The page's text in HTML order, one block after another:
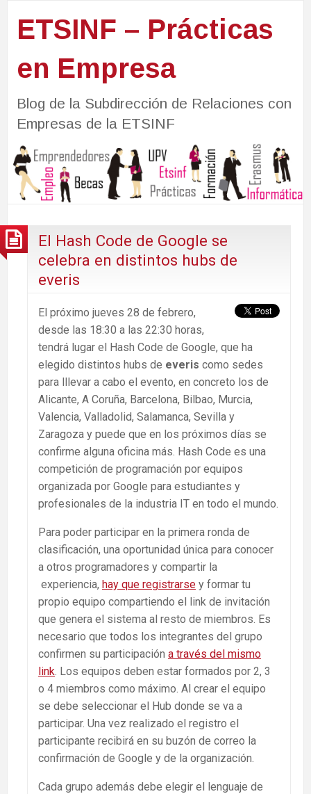
ETSINF – Prácticas
en Empresa
Blog de la Subdirección de Relaciones con
Empresas de la ETSINF
El Hash Code de Google se
celebra en distintos hubs de
everis
El próximo jueves 28 de febrero,
desde las 18:30 a las 22:30 horas,
tendrá lugar el Hash Code de Google, que ha
elegido distintos hubs de everis como sedes
para lllevar a cabo el evento, en concreto los de
Alicante, A Coruña, Barcelona, Bilbao, Murcia,
Valencia, Valladolid, Salamanca, Sevilla y
Zaragoza y puede que en los próximos días se
confirme alguna oficina más. Hash Code es una
competición de programación por equipos
organizada por Google para estudiantes y
profesionales de la industria IT en todo el mundo.
Para poder participar en la primera ronda de
clasificación, una oportunidad única para conocer
a otros programadores y compartir la
experiencia, hay que registrarse y formar tu
propio equipo compartiendo el link de invitación
que genera el sistema al resto de miembros. Es
necesario que todos los integrantes del grupo
confirmen su participación a través del mismo
link . Los equipos deben estar formados por 2, 3
o 4 miembros como máximo. Al crear el equipo
se debe seleccionar el Hub donde se va a
participar. Una vez realizado el registro el
participante recibirá en su buzón de correo la
confirmación de Google y de la organización.
Cada grupo además debe elegir el lenguaje de